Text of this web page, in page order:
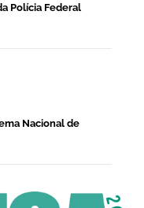
Polícia Federal
Nacional de